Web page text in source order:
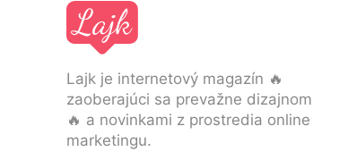
Lajk je internetový magazín 🔥
zaoberajúci sa prevažne dizajnom
🔥 a novinkami z prostredia online
marketingu.